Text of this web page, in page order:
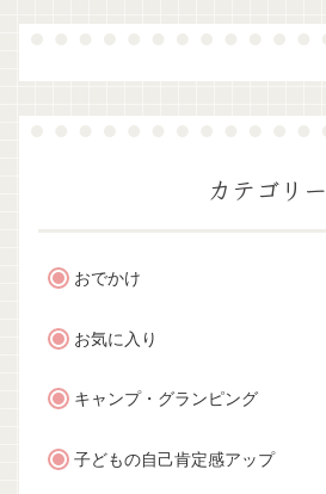
カテゴリー
おでかけ
お気に入り
キャンプ・グランピング
子どもの自己肯定感アップ